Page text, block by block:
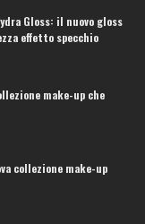
Gloss: il nuovo gloss
effetto specchio
make-up che
collezione make-up